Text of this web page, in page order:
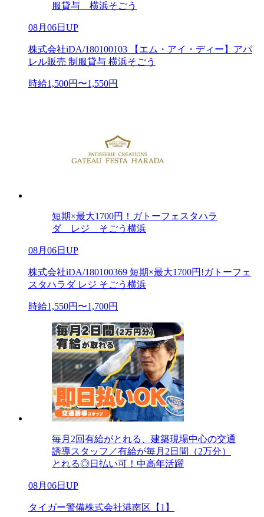
服貸与 横浜そごう
08月06日UP
株式会社iDA/180100103 【エム・アイ・ディー】アパ
レル販売 制服貸与 横浜そごう
時給1,500円〜1,550円
短期×最大1700円！ガトーフェスタハラ
ダ レジ そごう横浜
08月06日UP
株式会社iDA/180100369 短期×最大1700円!ガトーフェ
スタハラダ レジ そごう横浜
時給1,550円〜1,700円
毎月2回有給がとれる、建築現場中心の交通
誘導スタッフ／有給が毎月2日間（2万分）
とれる◎日払い可！中高年活躍
08月06日UP
タイガー警備株式会社港南区【1】